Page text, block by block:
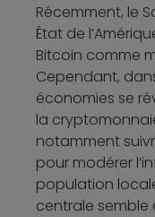
Récemment, le
État de
Bitcoin comme
Cependant,
économies se
la
notamment
pour modérer
population
centrale semble